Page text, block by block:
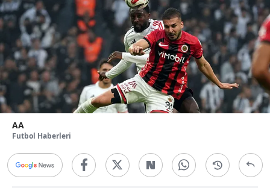
AA
Futbol Haberleri